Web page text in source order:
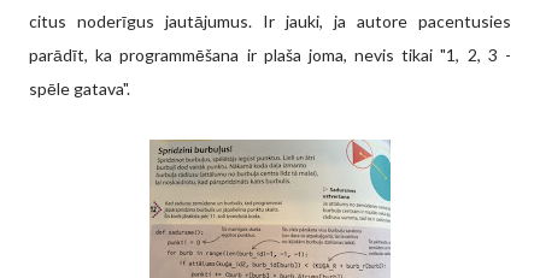
citus noderīgus jautājumus. Ir jauki, ja autore pacentusies
parādīt, ka programmēšana ir plaša joma, nevis tikai "1, 2, 3 -
spēle gatava".